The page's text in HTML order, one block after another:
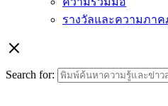
รางวัลและความภาค
Search for: